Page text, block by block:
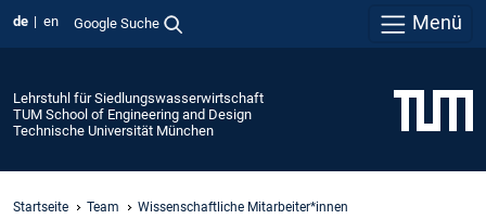
de en Google Suche Menü
Lehrstuhl für Siedlungswasserwirtschaft
TUM School of Engineering and Design
Technische Universität München
Startseite Team
Wissenschaftliche Mitarbeiter*innen